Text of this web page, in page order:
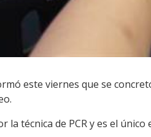
este viernes que se
la técnica de PCR y es el único